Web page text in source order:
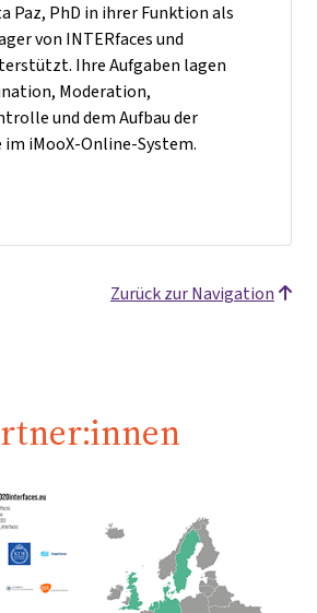
Paz, PhD in ihrer Funktion als
von INTERfaces und
Ihre Aufgaben lagen
Moderation,
und dem Aufbau der
im iMooX-Online-System.
Zurück zur Navigation